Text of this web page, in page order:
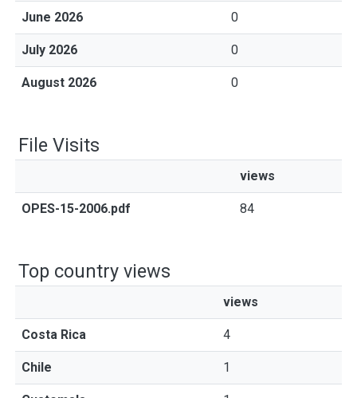
June 2026 0
July 2026 0
August 2026 0
File Visits
views
OPES-15-2006.pdf 84
Top country views
views
Costa Rica 4
Chile 1